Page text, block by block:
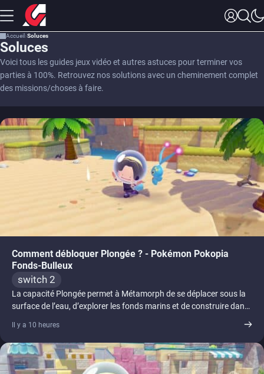
Accueil Soluces
Soluces
Voici tous les guides jeux vidéo et autres astuces pour terminer vos
parties à 100%. Retrouvez nos solutions avec un cheminement complet
des missions/choses à faire.
Comment débloquer Plongée ? - Pokémon Pokopia
Fonds-Bulleux
switch 2
La capacité Plongée permet à Métamorph de se déplacer sous la
surface de l’eau, d’explorer les fonds marins et de construire dans
Il y a 10 heures